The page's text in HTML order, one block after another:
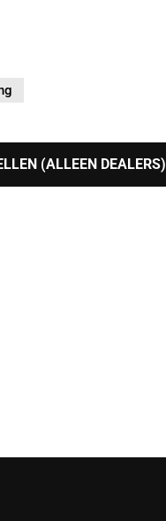
(ALLEEN DEALERS)